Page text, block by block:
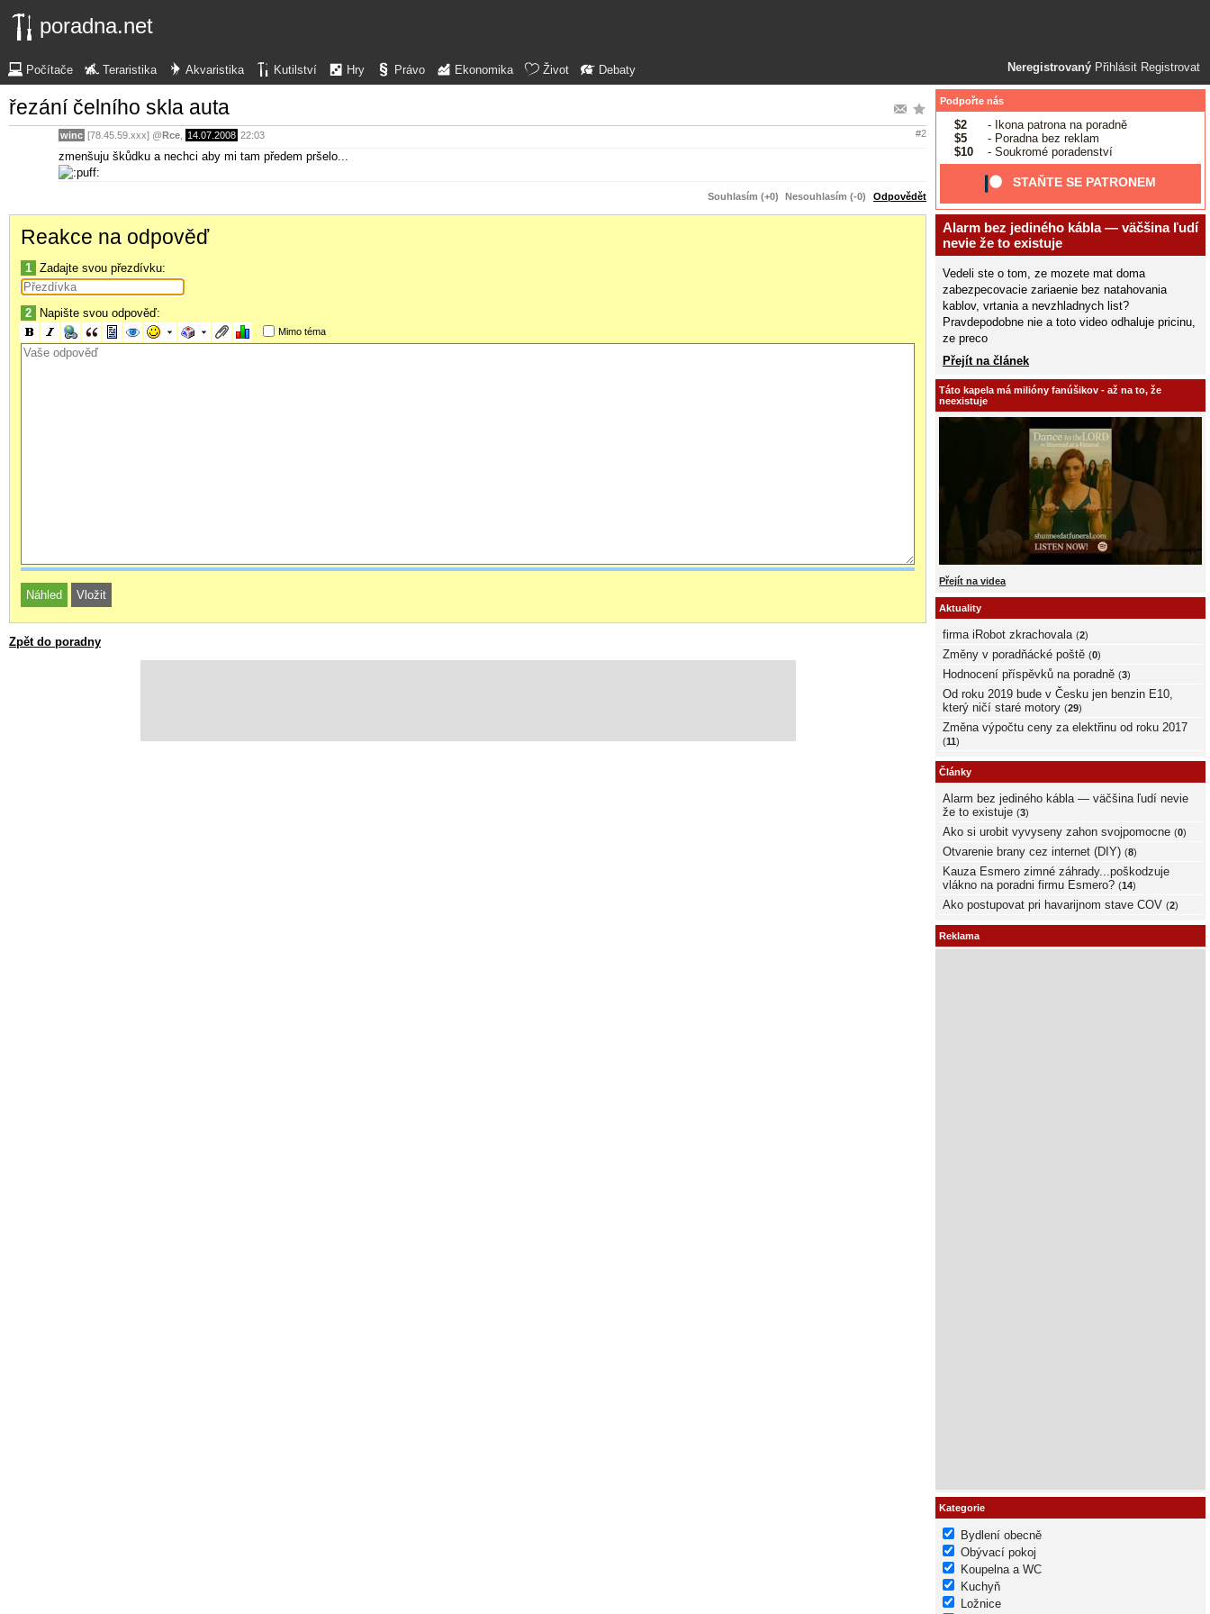
poradna.net
Neregistrovaný Přihlásit Registrovat
Počítače Teraristika Akvaristika Kutilství Hry Právo Ekonomika Život Debaty
řezání čelního skla auta
winc [78.45.59.xxx] @Rce 14.07.2008 22:03 #2
zmenšuju škůdku a nechci aby mi tam předem pršelo...
Souhlasím (+0) Nesouhlasím (-0) Odpovědět
Reakce na odpověď
1 Zadajte svou přezdívku:
2 Napište svou odpověď:
Mimo téma
Zpět do poradny
Podpořte nás
$2
- Ikona patrona na poradně
$5
- Poradna bez reklam
$10
- Soukromé poradenství
STAŇTE SE PATRONEM
Alarm bez jediného kábla — väčšina ľudí
nevie že to existuje
Vedeli ste o tom, ze mozete mat doma
zabezpecovacie zariaenie bez natahovania
kablov, vrtania a nevzhladnych list?
Pravdepodobne nie a toto video odhaluje pricinu,
ze preco
Přejít na článek
Táto kapela má milióny fanúšikov - až na to, že
neexistuje
Přejít na videa
Aktuality
firma iRobot zkrachovala (2)
Změny v poradňácké poště (0)
Hodnocení příspěvků na poradně (3)
Od roku 2019 bude v Česku jen benzin E10,
který ničí staré motory (29)
Změna výpočtu ceny za elektřinu od roku 2017
(11)
Články
Alarm bez jediného kábla — väčšina ľudí nevie
že to existuje (3)
Ako si urobit vyvyseny zahon svojpomocne (0)
Otvarenie brany cez internet (DIY) (8)
Kauza Esmero zimné záhrady...poškodzuje
vlákno na poradni firmu Esmero? (14)
Ako postupovat pri havarijnom stave COV (2)
Reklama
Kategorie
Bydlení obecně
Obývací pokoj
Koupelna a WC
Kuchyň
Ložnice